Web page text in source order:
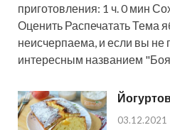
приготовления: 1 ч. 0 мин
Оценить Распечатать Тема
неисчерпаема, и если вы не
интересным названием
03.12.2021